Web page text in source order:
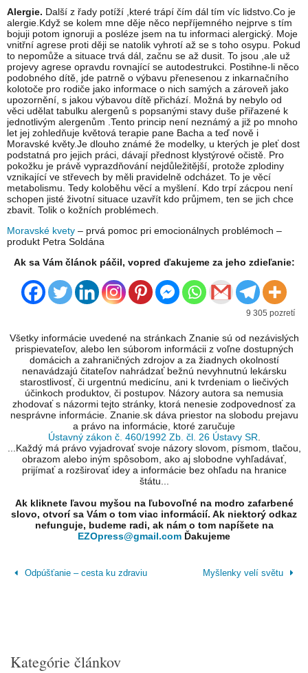
Alergie. Další z řady potíží ,které trápí čím dál tím víc lidstvo.Co je
alergie.Když se kolem mne děje něco nepříjemného nejprve s tím
bojuji potom ignoruji a posléze jsem na tu informaci alergický. Moje
vnitřní agrese proti ději se natolik vyhrotí až se s toho osypu. Pokud
to nepomůže a situace trvá dál, začnu se až dusit. To jsou ,ale už
projevy agrese opravdu rovnající se autodestrukci. Postihne-li něco
podobného dítě, jde patrně o výbavu přenesenou z inkarnačního
kolotoče pro rodiče jako informace o nich samých a zároveň jako
upozornění, s jakou výbavou dítě přichází. Možná by nebylo od
věci udělat tabulku alergenů s popsanými stavy duše přiřazené k
jednotlivým alergenům .Tento princip není neznámý a již po mnoho
let jej zohledňuje květová terapie pane Bacha a teď nově i
Moravské květy.Je dlouho známé že modelky, u kterých je pleť dost
podstatná pro jejich práci, dávají přednost klystýrové očistě. Pro
pokožku je právě vyprazdňování nejdůležitější, protože zplodiny
vznikající ve střevech by měli pravidelně odcházet. To je věcí
metabolismu. Tedy koloběhu věcí a myšlení. Kdo trpí zácpou není
schopen jisté životní situace uzavřít kdo průjmem, ten se jich chce
zbavit. Tolik o kožních problémech.
Moravské kvety – prvá pomoc pri emocionálnych problémoch –
produkt Petra Soldána
Ak sa Vám článok páčil, vopred ďakujeme za jeho zdieľanie:
9 305 pozretí
Všetky informácie uvedené na stránkach Znanie sú od nezávislých
prispievateľov, alebo len súborom informácii z voľne dostupných
domácich a zahraničných zdrojov a za žiadnych okolností
nenavádzajú čitateľov nahrádzať bežnú nevyhnutnú lekársku
starostlivosť, či urgentnú medicínu, ani k tvrdeniam o liečivých
účinkoch produktov, či postupov. Názory autora sa nemusia
zhodovať s názormi tejto stránky, ktorá nenesie zodpovednosť za
nesprávne informácie. Znanie.sk dáva priestor na slobodu prejavu
a právo na informácie, ktoré zaručuje
Ústavný zákon č. 460/1992 Zb. čl. 26 Ústavy SR
...Každý má právo vyjadrovať svoje názory slovom, písmom, tlačou,
obrazom alebo iným spôsobom, ako aj slobodne vyhľadávať,
prijímať a rozširovať idey a informácie bez ohľadu na hranice
štátu...
Ak kliknete ľavou myšou na ľubovoľné na modro zafarbené
slovo, otvorí sa Vám o tom viac informácií. Ak niektorý odkaz
nefunguje, budeme radi, ak nám o tom napíšete na
EZOpress@gmail.com Ďakujeme
Odpúšťanie – cesta ku zdraviu Myšlenky velí světu
Kategórie článkov